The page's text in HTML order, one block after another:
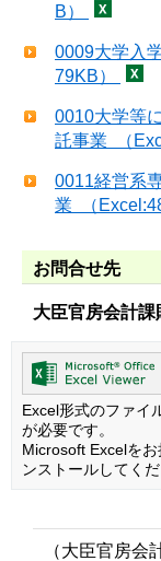
B）
0009大学入
79KB）
0010大学等
託事業 （
0011経営系
業 （
お問合せ先
大臣官房会計課
Excel形式のファイ
が必要です。
Microsoft Excelを
ンストールしてくだ
（大臣官房会